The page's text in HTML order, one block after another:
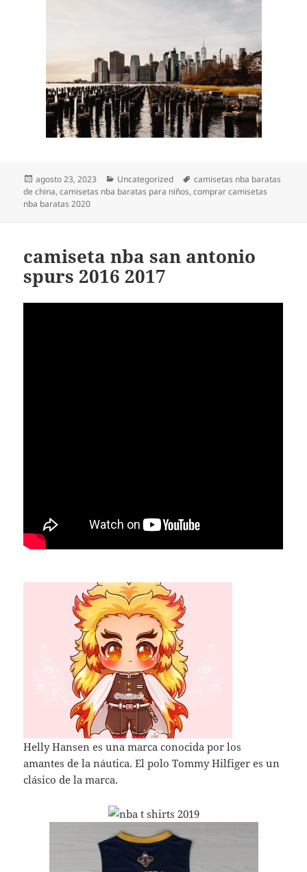
Publicado
el
agosto 23, 2023 Categorías
Uncategorized Etiquetas
camisetas nba baratas
de china,camisetas nba baratas para niños,comprar camisetas
nba baratas 2020
camiseta nba san antonio
spurs 2016 2017
Helly Hansen es una marca conocida por los
amantes de la náutica. El polo Tommy Hilfiger es un
clásico de la marca.